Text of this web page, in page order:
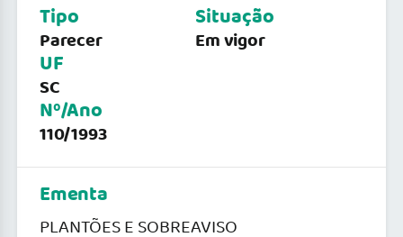
Tipo
Parecer
UF
SC
Nº/Ano
110/1993
Situação
Em vigor
Ementa
PLANTÕES E SOBREAVISO